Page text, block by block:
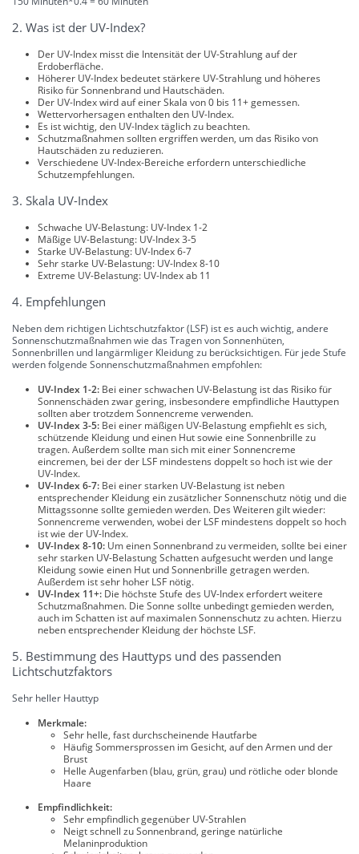
2. Was ist der UV-Index?
Der UV-Index misst die Intensität der UV-Strahlung auf der
Erdoberfläche.
Höherer UV-Index bedeutet stärkere UV-Strahlung und höheres
Risiko für Sonnenbrand und Hautschäden.
Der UV-Index wird auf einer Skala von 0 bis 11+ gemessen.
Wettervorhersagen enthalten den UV-Index.
Es ist wichtig, den UV-Index täglich zu beachten.
Schutzmaßnahmen sollten ergriffen werden, um das Risiko von
Hautschäden zu reduzieren.
Verschiedene UV-Index-Bereiche erfordern unterschiedliche
Schutzempfehlungen.
3. Skala UV-Index
Schwache UV-Belastung: UV-Index 1-2
Mäßige UV-Belastung: UV-Index 3-5
Starke UV-Belastung: UV-Index 6-7
Sehr starke UV-Belastung: UV-Index 8-10
Extreme UV-Belastung: UV-Index ab 11
4. Empfehlungen
Neben dem richtigen Lichtschutzfaktor (LSF) ist es auch wichtig, andere
Sonnenschutzmaßnahmen wie das Tragen von Sonnenhüten,
Sonnenbrillen und langärmliger Kleidung zu berücksichtigen. Für jede Stufe
werden folgende Sonnenschutzmaßnahmen empfohlen:
UV-Index 1-2: Bei einer schwachen UV-Belastung ist das Risiko für
Sonnenschäden zwar gering, insbesondere empfindliche Hauttypen
sollten aber trotzdem Sonnencreme verwenden.
UV-Index 3-5: Bei einer mäßigen UV-Belastung empfiehlt es sich,
schützende Kleidung und einen Hut sowie eine Sonnenbrille zu
tragen. Außerdem sollte man sich mit einer Sonnencreme
eincremen, bei der der LSF mindestens doppelt so hoch ist wie der
UV-Index.
UV-Index 6-7: Bei einer starken UV-Belastung ist neben
entsprechender Kleidung ein zusätzlicher Sonnenschutz nötig und die
Mittagssonne sollte gemieden werden. Des Weiteren gilt wieder:
Sonnencreme verwenden, wobei der LSF mindestens doppelt so hoch
ist wie der UV-Index.
UV-Index 8-10: Um einen Sonnenbrand zu vermeiden, sollte bei einer
sehr starken UV-Belastung Schatten aufgesucht werden und lange
Kleidung sowie einen Hut und Sonnenbrille getragen werden.
Außerdem ist sehr hoher LSF nötig.
UV-Index 11+: Die höchste Stufe des UV-Index erfordert weitere
Schutzmaßnahmen. Die Sonne sollte unbedingt gemieden werden,
auch im Schatten ist auf maximalen Sonnenschutz zu achten. Hierzu
neben entsprechender Kleidung der höchste LSF.
5. Bestimmung des Hauttyps und des passenden
Lichtschutzfaktors
Sehr heller Hauttyp
Merkmale:
Sehr helle, fast durchscheinende Hautfarbe
Häufig Sommersprossen im Gesicht, auf den Armen und der
Brust
Helle Augenfarben (blau, grün, grau) und rötliche oder blonde
Haare
Empfindlichkeit:
Sehr empfindlich gegenüber UV-Strahlen
Neigt schnell zu Sonnenbrand, geringe natürliche
Melaninproduktion